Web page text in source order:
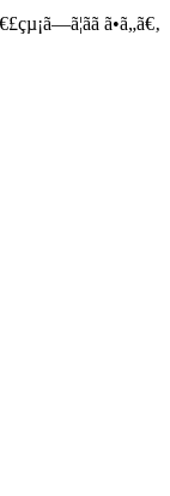
ã•ã„ã€‚